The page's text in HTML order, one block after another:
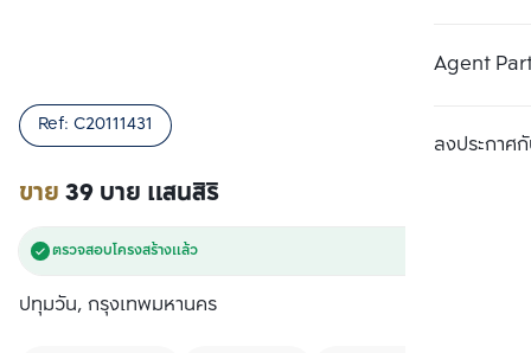
Agent
ลงประกาศกั
ขาย39 บาย แสนสิริ
Ref: C20111431
ตรวจสอบโครงสร้างแล้ว
ปทุมวัน, กรุงเทพมหานคร